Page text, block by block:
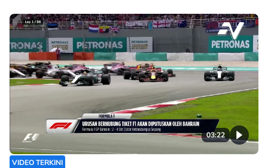
03:22
VIDEO TERKINI